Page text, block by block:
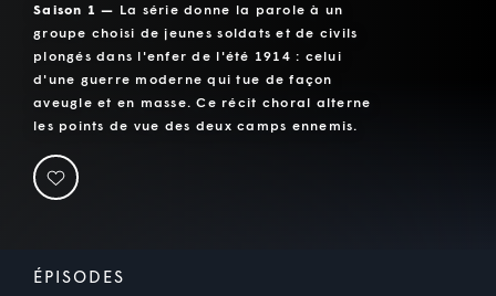
Saison 1 — La série donne la parole à un
groupe choisi de jeunes soldats et de civils
plongés dans l'enfer de l'été 1914 : celui
d'une guerre moderne qui tue de façon
aveugle et en masse. Ce récit choral alterne
les points de vue des deux camps ennemis.
ÉPISODES